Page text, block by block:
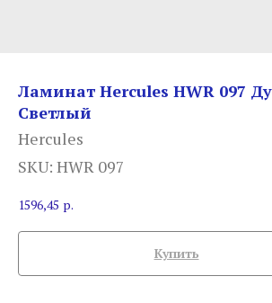
Ламинат Hercules HWR 097
Светлый
Hercules
SKU: HWR 097
1596,45 р.
Купить